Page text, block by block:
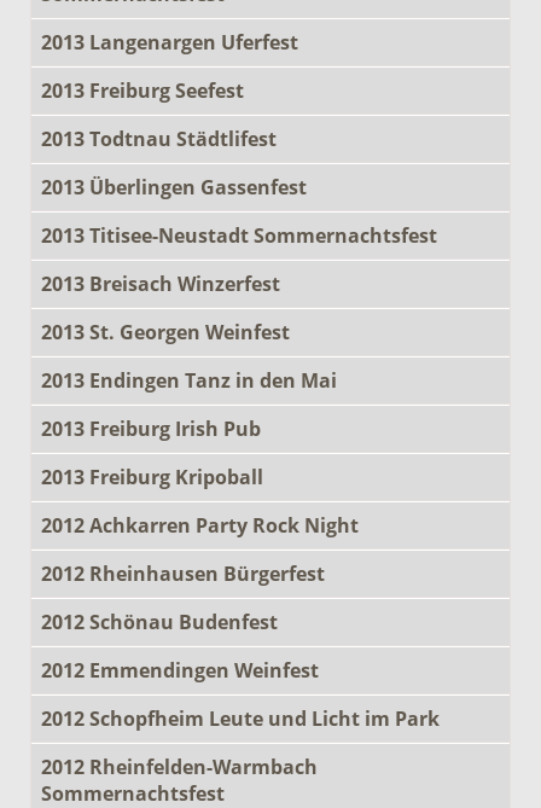
2013 Langenargen Uferfest
2013 Freiburg Seefest
2013 Todtnau Städtlifest
2013 Überlingen Gassenfest
2013 Titisee-Neustadt Sommernachtsfest
2013 Breisach Winzerfest
2013 St. Georgen Weinfest
2013 Endingen Tanz in den Mai
2013 Freiburg Irish Pub
2013 Freiburg Kripoball
2012 Achkarren Party Rock Night
2012 Rheinhausen Bürgerfest
2012 Schönau Budenfest
2012 Emmendingen Weinfest
2012 Schopfheim Leute und Licht im Park
2012 Rheinfelden-Warmbach
Sommernachtsfest